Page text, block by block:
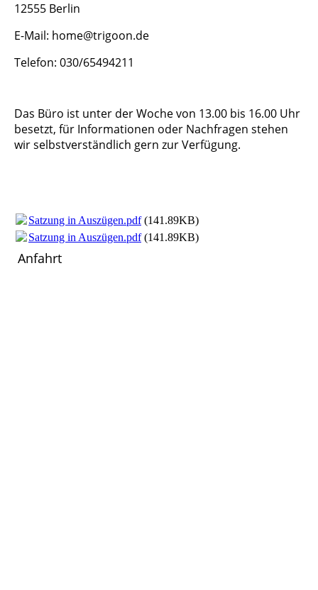
12555 Berlin
E-Mail: home@trigoon.de
Telefon: 030/65494211
Das Büro ist unter der Woche von 13.00 bis 16.00 Uhr
besetzt, für Informationen oder Nachfragen stehen
wir selbstverständlich gern zur Verfügung.
Satzung in Auszügen.pdf(141.89KB)
Satzung in Auszügen.pdf(141.89KB)
Anfahrt